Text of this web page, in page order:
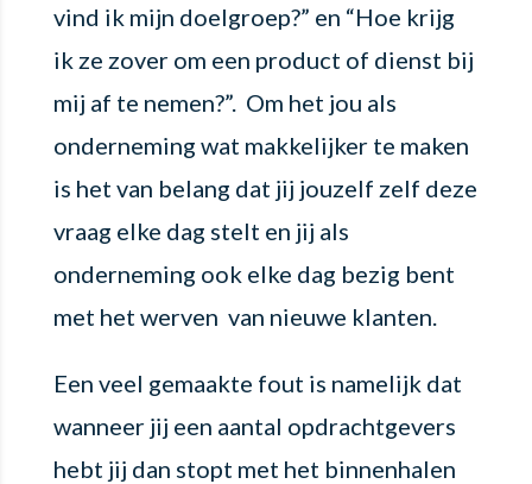
vind ik mijn doelgroep?” en “Hoe krijg
ik ze zover om een product of dienst bij
mij af te nemen?”. Om het jou als
onderneming wat makkelijker te maken
is het van belang dat jij jouzelf zelf deze
vraag elke dag stelt en jij als
onderneming ook elke dag bezig bent
met het werven van nieuwe klanten.
Een veel gemaakte fout is namelijk dat
wanneer jij een aantal opdrachtgevers
hebt jij dan stopt met het binnenhalen